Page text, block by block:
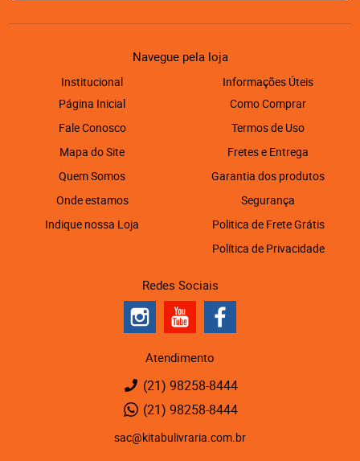
Navegue pela loja
Institucional
Página Inicial
Fale Conosco
Mapa do Site
Quem Somos
Onde estamos
Indique nossa Loja
Informações Úteis
Como Comprar
Termos de Uso
Fretes e Entrega
Garantia dos produtos
Segurança
Politica de Frete Grátis
Política de Privacidade
Redes Sociais
Atendimento
(21) 98258-8444
(21) 98258-8444
sac@kitabulivraria.com.br